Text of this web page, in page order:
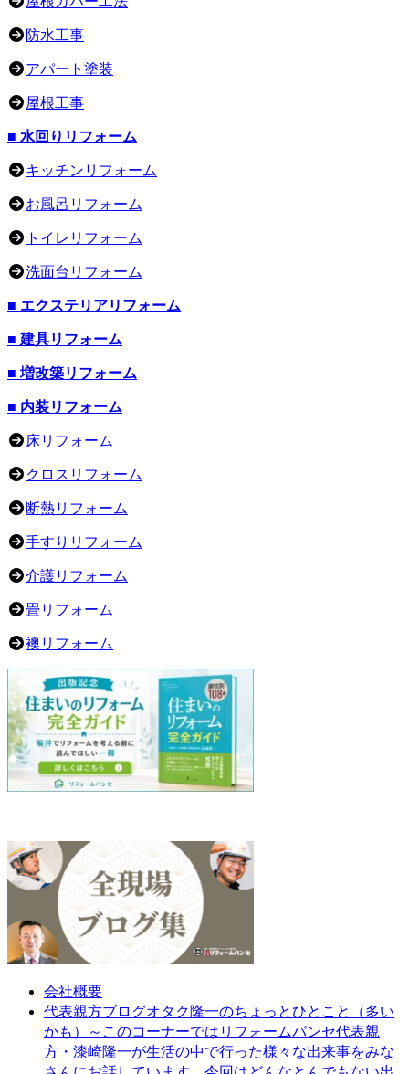
防水工事
アパート塗装
屋根工事
■ 水回りリフォーム
キッチンリフォーム
お風呂リフォーム
トイレリフォーム
洗面台リフォーム
■ エクステリアリフォーム
■ 建具リフォーム
■ 増改築リフォーム
■ 内装リフォーム
床リフォーム
クロスリフォーム
断熱リフォーム
手すりリフォーム
介護リフォーム
畳リフォーム
襖リフォーム
会社概要
代表親方ブログオタク隆一のちょっとひとこと（多い
かも）～このコーナーではリフォームパンセ代表親
方・漆崎隆一が生活の中で行った様々な出来事をみな